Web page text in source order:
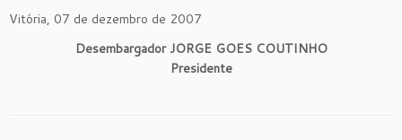
Vitória, 07 de dezembro de 2007
Desembargador JORGE GOES COUTINHO
Presidente